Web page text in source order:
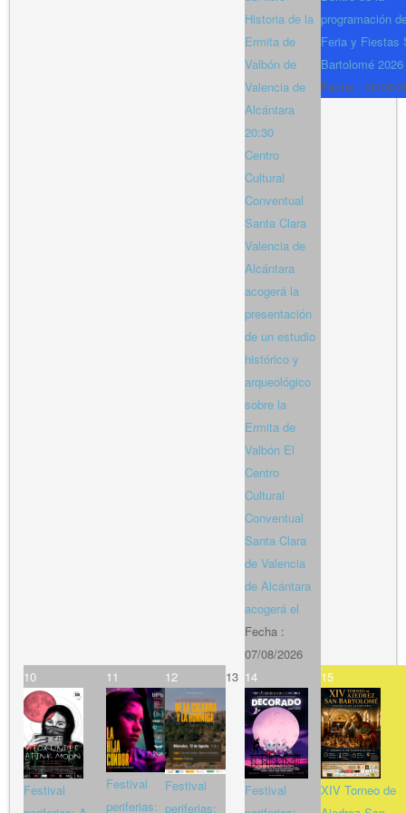
Historia de la
Ermita de
Valbón de
Valencia de
Alcántara
20:30
Centro
Cultural
Conventual
Santa Clara
Valencia de
Alcántara
acogerá la
presentación
de un estudio
histórico y
arqueológico
sobre la
Ermita de
Valbón El
Centro
Cultural
Conventual
Santa Clara
de Valencia
de Alcántara
acogerá el
Fecha :
07/08/2026
programación
Feria y Fiestas
Bartolomé 2026
Fecha : 08/08/
10
Festival
11
Festival
periferias:
12
Festival
periferias:
13 14
Festival
15
XIV Torneo de